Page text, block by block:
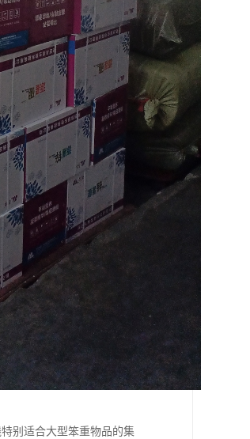
别适合大型笨重物品的集